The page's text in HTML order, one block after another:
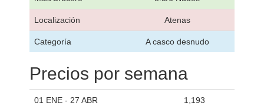
Localización Atenas
Categoría A casco desnudo
Precios por semana
01 ENE - 27 ABR 1,193